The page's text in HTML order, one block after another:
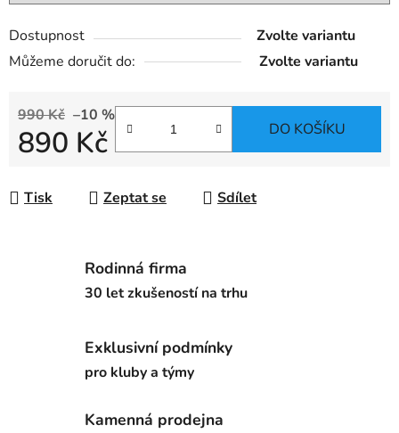
Dostupnost
Zvolte variantu
Můžeme doručit do:
Zvolte variantu
990 Kč –10 %
890 Kč DO KOŠÍKU
Tisk Zeptat se Sdílet
Rodinná firma
30 let zkušeností na trhu
Exklusivní podmínky
pro kluby a týmy
Kamenná prodejna